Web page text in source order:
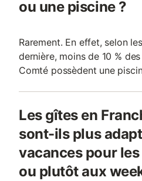
ou une piscine ?
Rarement. En effet, selon
dernière, moins de 10 %
Comté possèdent une
Les gîtes en
sont-ils plus
vacances pour
ou plutôt aux